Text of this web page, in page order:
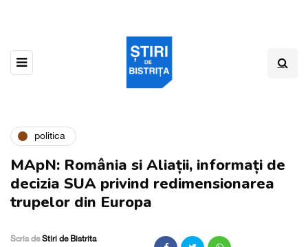
politica
MApN: România si Aliații, informați de
decizia SUA privind redimensionarea
trupelor din Europa
Scris deStiri de Bistrita